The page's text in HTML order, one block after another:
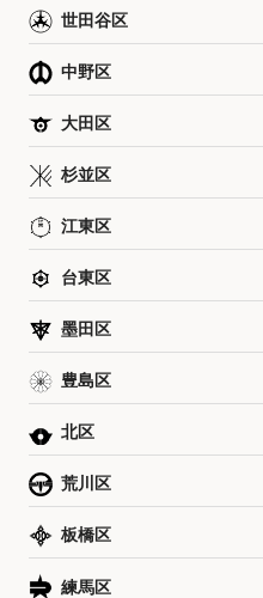
世田谷区
中野区
大田区
杉並区
江東区
台東区
墨田区
豊島区
北区
荒川区
板橋区
練馬区